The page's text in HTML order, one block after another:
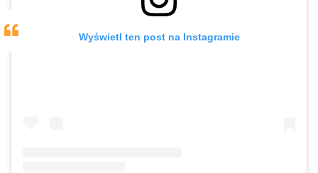
Wyświetl ten post na Instagramie